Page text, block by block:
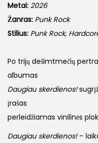
Metai: 2026
Žanras: Punk Rock
Stilius: Punk Rock,
Po trijų dešimtmečių
albumas
Daugiau skerdienos!
įrašas
perleidžiamas vinilinės
Daugiau skerdienos!–